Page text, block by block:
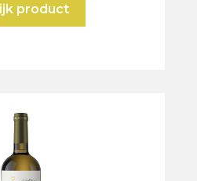
product